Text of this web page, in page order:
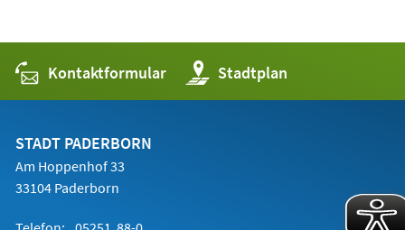
Kontaktformular Stadtplan
(Öffnet
in
einem
STADT PADERBORN
Am Hoppenhof 33
33104 Paderborn